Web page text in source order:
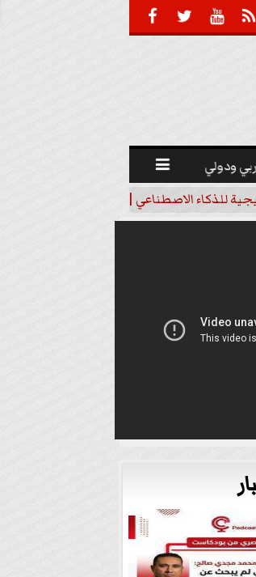
  

ودولي 
للذكاء الاصطناعي | فيديو